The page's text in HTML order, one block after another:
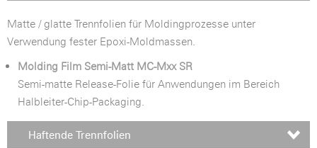
Matte / glatte Trennfolien für Moldingprozesse unter
Verwendung fester Epoxi-Moldmassen.
Molding Film Semi-Matt MC-Mxx SR
Semi-matte Release-Folie für Anwendungen im Bereich
Halbleiter-Chip-Packaging.
Haftende Trennfolien